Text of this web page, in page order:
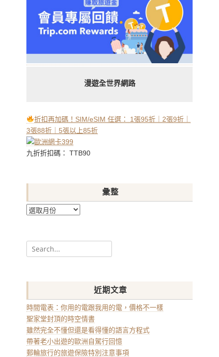
漫遊全世界網路
折扣再加碼！SIM/eSIM 任選： 1張95折｜2張9折｜
3張88折｜5張以上85折
九折折扣碼： TTB90
彙整
彙
Search
for:
近期文章
時間電表：你用的電跟我用的電，價格不一樣
聖家堂封頂的時空情書
雖然完全不懂但還是看得懂的語言方程式
帶著老小出遊的歐洲自駕行回憶
郵輪旅行的旅遊保險特別注意事項